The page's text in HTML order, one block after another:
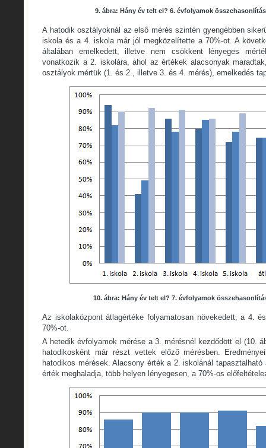
9. ábra: Hány év telt el? 6. évfolyamok
A hatodik osztályoknál az első mérés szintén gyengébben
iskola és a 4. iskola már jól megközelítette a 70%-ot. A
általában emelkedett, illetve nem csökkent lényeges
vonatkozik a 2. iskolára, ahol az értékek alacsonyak
osztályok mértük (1. és 2., illetve 3. és 4. mérés), emelkedés
10. ábra: Hány év telt el? 7. évfolyamok
Az iskolaközpont átlagértéke folyamatosan növekedett, a 4.
70%-ot.
A hetedik évfolyamok mérése a 3. mérésnél kezdődött el (10.
hatodikosként már részt vettek előző mérésben.
hatodikos mérések. Alacsony érték a 2. iskolánál
érték meghaladja, több helyen lényegesen, a 70%-os